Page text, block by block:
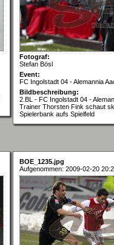
Fotograf:
Stefan Bösl
Event:
FC Ingolstadt 04 - Alemannia
Bildbeschreibung:
2.BL - FC Ingolstadt 04 -
Trainer Thorsten Fink schaut
Spielerbank aufs Spielfeld
BOE_1235.jpg
Aufgenommen: 2009-02-20